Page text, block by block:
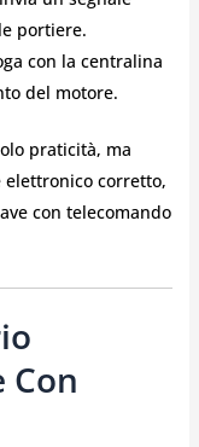
portiere.
con la centralina
del motore.
praticità, ma
elettronico corretto,
con telecomando
Con